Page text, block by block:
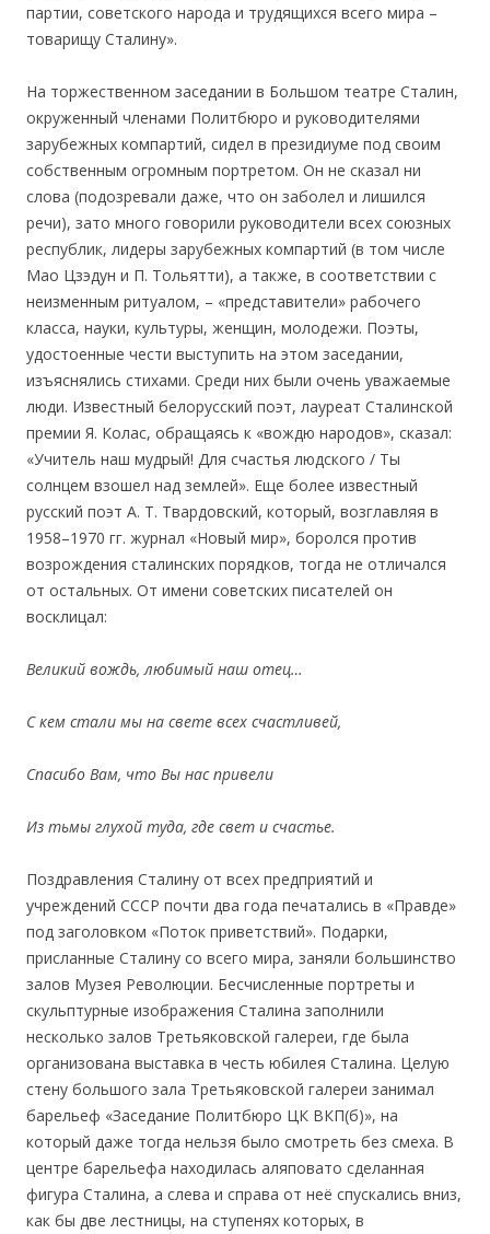
партии, советского народа и трудящихся всего мира –
товарищу Сталину».
На торжественном заседании в Большом театре Сталин,
окруженный членами Политбюро и руководителями
зарубежных компартий, сидел в президиуме под своим
собственным огромным портретом. Он не сказал ни
слова (подозревали даже, что он заболел и лишился
речи), зато много говорили руководители всех союзных
республик, лидеры зарубежных компартий (в том числе
Мао Цзэдун и П. Тольятти), а также, в соответствии с
неизменным ритуалом, – «представители» рабочего
класса, науки, культуры, женщин, молодежи. Поэты,
удостоенные чести выступить на этом заседании,
изъяснялись стихами. Среди них были очень уважаемые
люди. Известный белорусский поэт, лауреат Сталинской
премии Я. Колас, обращаясь к «вождю народов», сказал:
«Учитель наш мудрый! Для счастья людского / Ты
солнцем взошел над землей». Еще более известный
русский поэт А. Т. Твардовский, который, возглавляя в
1958–1970 гг. журнал «Новый мир», боролся против
возрождения сталинских порядков, тогда не отличался
от остальных. От имени советских писателей он
восклицал:
Великий вождь, любимый наш отец…
С кем стали мы на свете всех счастливей,
Спасибо Вам, что Вы нас привели
Из тьмы глухой туда, где свет и счастье.
Поздравления Сталину от всех предприятий и
учреждений СССР почти два года печатались в «Правде»
под заголовком «Поток приветствий». Подарки,
присланные Сталину со всего мира, заняли большинство
залов Музея Революции. Бесчисленные портреты и
скульптурные изображения Сталина заполнили
несколько залов Третьяковской галереи, где была
организована выставка в честь юбилея Сталина. Целую
стену большого зала Третьяковской галереи занимал
барельеф «Заседание Политбюро ЦК ВКП(б)», на
который даже тогда нельзя было смотреть без смеха. В
центре барельефа находилась аляповато сделанная
фигура Сталина, а слева и справа от неё спускались вниз,
как бы две лестницы, на ступенях которых, в